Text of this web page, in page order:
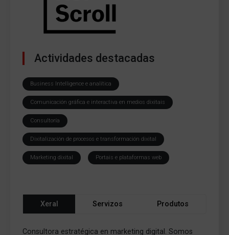
Actividades destacadas
Business Intelligence e analítica
Comunicación gráfica e interactiva en medios dixitais
Consultoría
Dixitalización de procesos e transformación dixital
Marketing dixital Portais e plataformas web
Xeral Servizos Produtos
Consultora estratégica en marketing digital. Somos